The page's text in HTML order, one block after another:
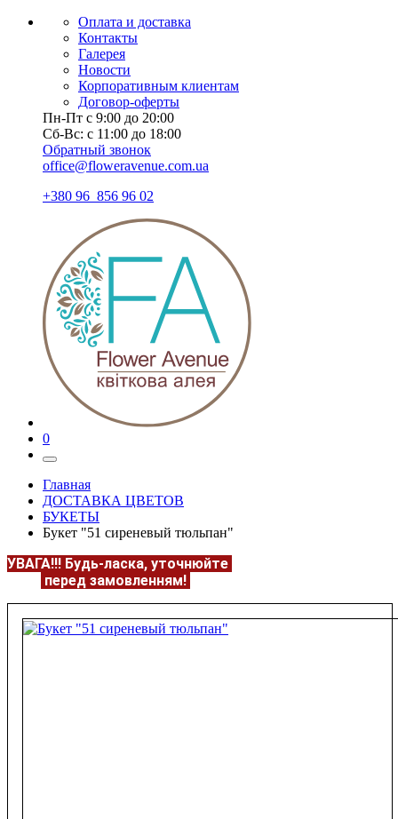
Оплата и доставка
Контакты
Галерея
Новости
Корпоративным клиентам
Договор-оферты
Пн-Пт с 9:00 до 20:00
Сб-Вс: с 11:00 до 18:00
Обратный звонок
office@floweravenue.com.ua
+380 96 856 96 02
0
Главная
ДОСТАВКА ЦВЕТОВ
БУКЕТЫ
Букет "51 сиреневый тюльпан"
УВАГА!!! Будь-ласка, уточнюйте
перед замовленням!